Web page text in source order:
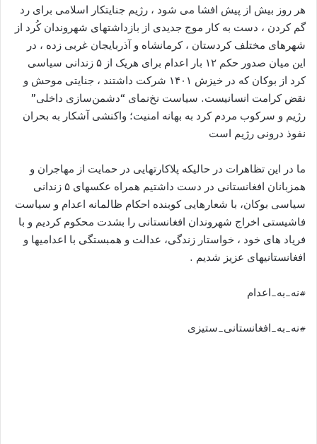
هر روز بیش از پیش افشا می شود ، رژیم جنایتکار اسلامی برای رد
گم کردن ، دست به کار موج جدیدی از بازداشتهای شهروندان کُرد از
شهرهای مختلف کردستان ، کرمانشاه و آذربایجان غربی زده ، در
این میان صدور حکم ۱۲ بار اعدام برای هریک از ۵ زندانی سیاسی
کرد از بوکان که در خیزش ۱۴۰۱ شرکت داشتند ، جنایتی موحش و
نقض کرامت انسانیست. سیاست نخ‌نمای “دشمن‌سازی داخلی”
رژیم و سرکوب مردم کرد به بهانه امنیت؛ واکنشی آشکار به بحران
نفوذ درونی رژیم است
ما در این تظاهرات در حالیکه پلاکارتهایی در حمایت از مهاجران و
همزبانان افغانستانی در دست داشتیم همراه عکسهای ۵ زندانی
سیاسی بوکان، با شعارهایی کوبنده احکام ظالمانه اعدام و سياست
فاشيستى اخراج شهروندان افغانستانی را بشدت محکوم کردیم و با
فریاد های خود ، خواستار زندگی، عدالت و همبستگی با اعدامیها و
افغانستانیهای عزیز شدیم .
#نه_به_اعدام
#نه_به_افغانستانی_ستیزی